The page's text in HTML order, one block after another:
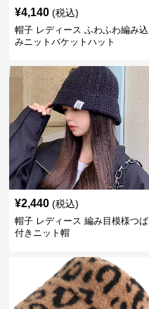
¥4,140 (税込)
帽子 レディース ふわふわ編み込
みニットバケットハット
¥2,440 (税込)
帽子 レディース 編み目模様つば
付きニット帽